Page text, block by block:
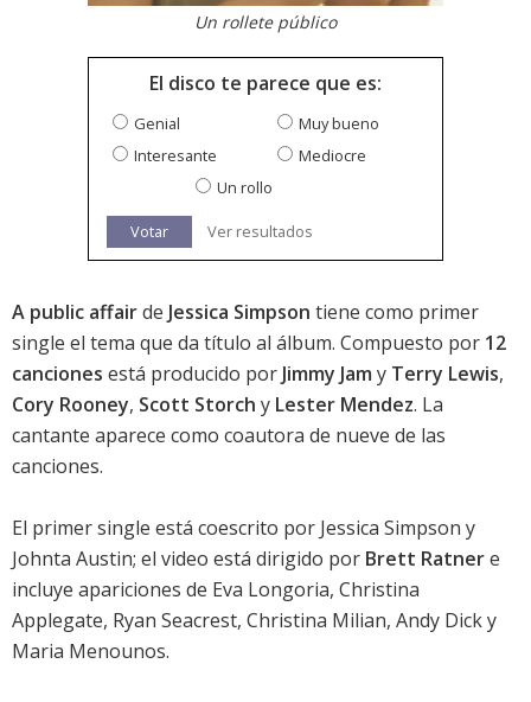
Un rollete público
El disco te parece que es:
Genial
Muy bueno
Interesante
Mediocre
Un rollo
Votar Ver resultados
A public affairde Jessica Simpson tiene como primer
single el tema que da título al álbum. Compuesto por 12
canciones está producido por Jimmy Jam y Terry Lewis,
Cory Rooney, Scott Storch y Lester Mendez. La
cantante aparece como coautora de nueve de las
canciones.
El primer single está coescrito por Jessica Simpson y
Johnta Austin; el video está dirigido por Brett Ratnere
incluye apariciones de Eva Longoria, Christina
Applegate, Ryan Seacrest, Christina Milian, Andy Dick y
Maria Menounos.